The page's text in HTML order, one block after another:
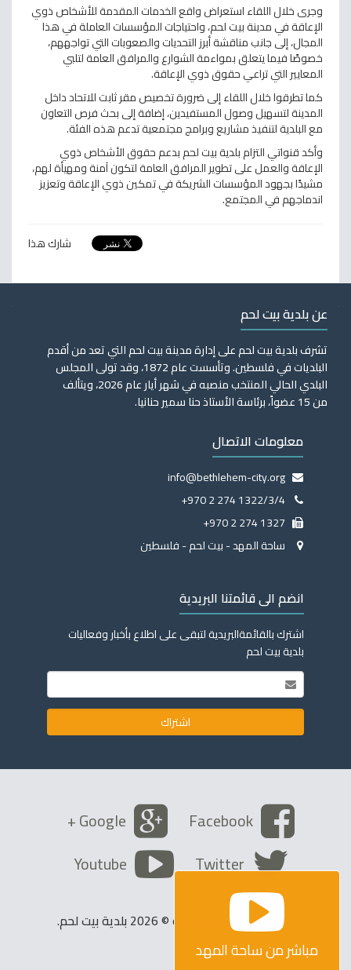
وجرى خلال اللقاء استعراض واقع الخدمات المقدمة للأشخاص ذوي
الإعاقة في مدينة بيت لحم، واحتياجات المؤسسات العاملة في هذا
المجال، إلى جانب مناقشة أبرز التحديات والصعوبات التي تواجههم،
خصوصًا فيما يتعلق بمواءمة الشوارع والمرافق العامة لتلبي
المعايير التي تراعي حقوق ذوي الإعاقة.
كما تطرقوا خلال اللقاء إلى ضرورة تخصيص مقر ثابت للاتحاد داخل
المدينة لتسهيل وصول المستفيدين، إضافة إلى بحث فرص التعاون
مع البلدية لتنفيذ مشاريع وبرامج مجتمعية تدعم هذه الفئة.
وأكد قنواتي التزام بلدية بيت لحم بدعم حقوق الأشخاص ذوي
الإعاقة والعمل على تطوير المرافق العامة لتكون آمنة ومهيأة لهم،
مشيدًا بجهود المؤسسات الشريكة في تمكين ذوي الإعاقة وتعزيز
اندماجهم في المجتمع.
شارك هذا
مباشر من ساحة المهد
عن بلدية بيت لحم
تشرف بلدية بيت لحم على إدارة مدينة بيت لحم التي تعد من أقدم
البلديات في فلسطين. وتأسست عام 1872، وقد تولى المجلس
البلدي الحالي المنتخب منصبه في شهر أيار عام 2026، ويتألف
من 15 عضواً، برئاسة الأستاذ حنا سمير حنانيا.
معلومات الاتصال
info@bethlehem-city.org
+970 2 274 1322/3/4
+970 2 274 1327
ساحة المهد - بيت لحم - فلسطين
انضم الى قائمتنا البريدية
اشترك بالقائمةالبريدية لتبقى على اطلاع بأخبار وفعاليات
بلدية بيت لحم
Facebook
Google +
Twitter
Youtube
كافة الحقوق محفوظة © 2026 بلدية بيت لحم.